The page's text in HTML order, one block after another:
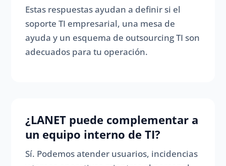
Estas respuestas ayudan a definir si el
soporte TI empresarial, una mesa de
ayuda y un esquema de outsourcing TI son
adecuados para tu operación.
¿LANET puede complementar a
un equipo interno de TI?
Sí. Podemos atender usuarios, incidencias